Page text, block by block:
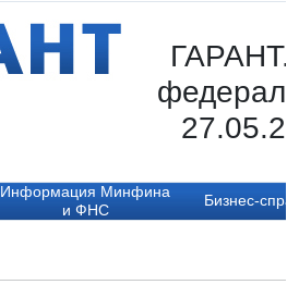
ГАРАНТ.
Информация Минфина
и ФНС
Бизнес-